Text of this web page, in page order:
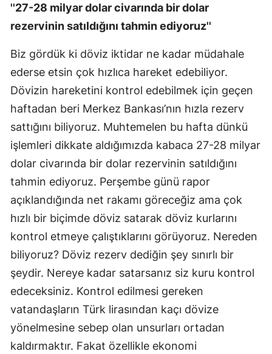
''27-28 milyar dolar civarında bir dolar
rezervinin satıldığını tahmin ediyoruz''
Biz gördük ki döviz iktidar ne kadar müdahale
ederse etsin çok hızlıca hareket edebiliyor.
Dövizin hareketini kontrol edebilmek için geçen
haftadan beri Merkez Bankası’nın hızla rezerv
sattığını biliyoruz. Muhtemelen bu hafta dünkü
işlemleri dikkate aldığımızda kabaca 27-28 milyar
dolar civarında bir dolar rezervinin satıldığını
tahmin ediyoruz. Perşembe günü rapor
açıklandığında net rakamı göreceğiz ama çok
hızlı bir biçimde döviz satarak döviz kurlarını
kontrol etmeye çalıştıklarını görüyoruz. Nereden
biliyoruz? Döviz rezerv dediğin şey sınırlı bir
şeydir. Nereye kadar satarsanız siz kuru kontrol
edeceksiniz. Kontrol edilmesi gereken
vatandaşların Türk lirasından kaçı dövize
yönelmesine sebep olan unsurları ortadan
kaldırmaktır. Fakat özellikle ekonomi